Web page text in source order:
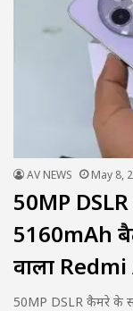
AV NEWS May 8,
50MP
5160mAh
वाला
50MP DSLR कैमरे के